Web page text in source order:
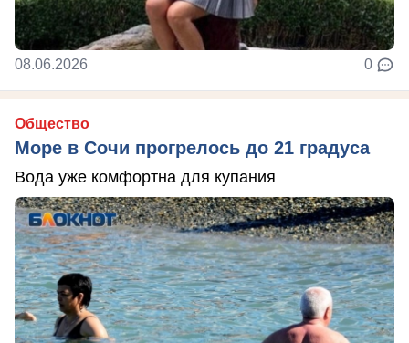
08.06.2026 0
Общество
Море в Сочи прогрелось до 21 градуса
Вода уже комфортна для купания